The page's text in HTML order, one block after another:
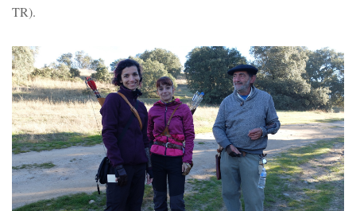
TR).